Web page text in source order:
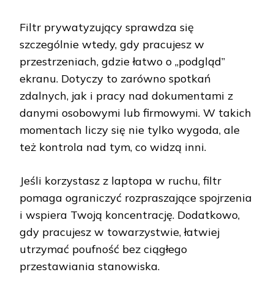
Filtr prywatyzujący sprawdza się
szczególnie wtedy, gdy pracujesz w
przestrzeniach, gdzie łatwo o „podgląd”
ekranu. Dotyczy to zarówno spotkań
zdalnych, jak i pracy nad dokumentami z
danymi osobowymi lub firmowymi. W takich
momentach liczy się nie tylko wygoda, ale
też kontrola nad tym, co widzą inni.
Jeśli korzystasz z laptopa w ruchu, filtr
pomaga ograniczyć rozpraszające spojrzenia
i wspiera Twoją koncentrację. Dodatkowo,
gdy pracujesz w towarzystwie, łatwiej
utrzymać poufność bez ciągłego
przestawiania stanowiska.